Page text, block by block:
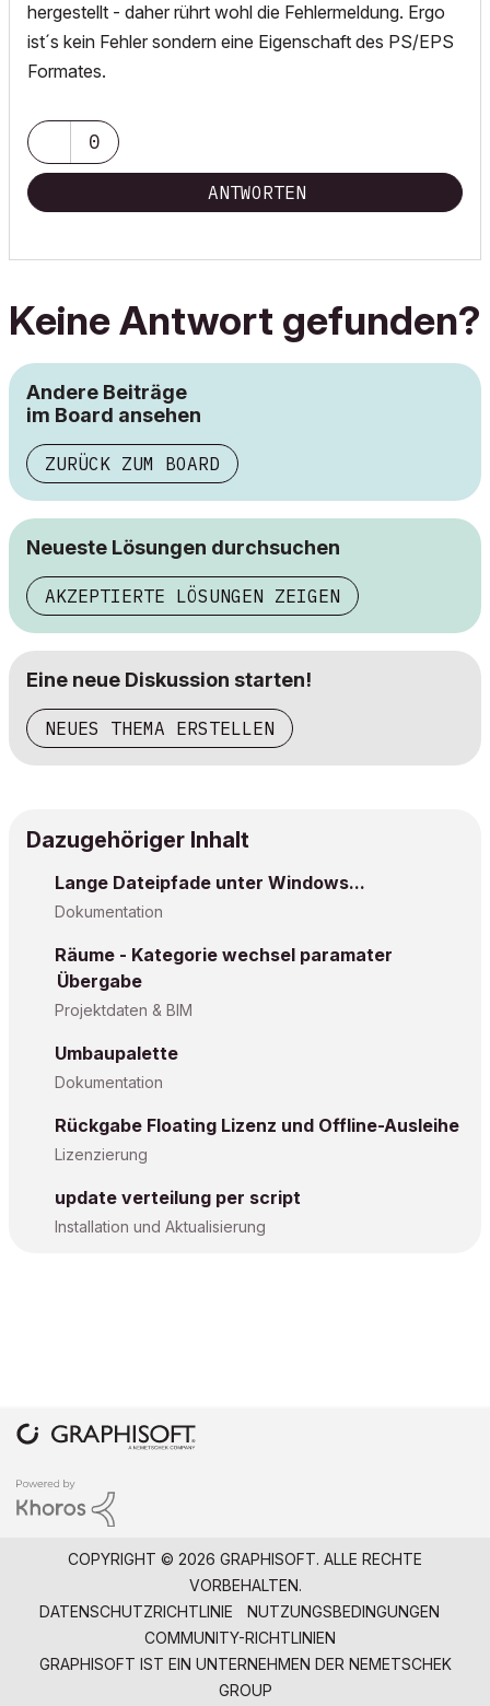
hergestellt - daher rührt wohl die Fehlermeldung. Ergo
ist´s kein Fehler sondern eine Eigenschaft des PS/EPS
Formates.
0
ANTWORTEN
Keine Antwort gefunden?
Andere Beiträge
im Board ansehen
ZURÜCK ZUM BOARD
Neueste Lösungen durchsuchen
AKZEPTIERTE LÖSUNGEN ZEIGEN
Eine neue Diskussion starten!
NEUES THEMA ERSTELLEN
Dazugehöriger Inhalt
Lange Dateipfade unter Windows...
Dokumentation
Räume - Kategorie wechsel paramater
Übergabe
Projektdaten & BIM
Umbaupalette
Dokumentation
Rückgabe Floating Lizenz und Offline-Ausleihe
Lizenzierung
update verteilung per script
Installation und Aktualisierung
COPYRIGHT © 2026 GRAPHISOFT. ALLE RECHTE
VORBEHALTEN.
DATENSCHUTZRICHTLINIE
NUTZUNGSBEDINGUNGEN
COMMUNITY-RICHTLINIEN
GRAPHISOFT IST EIN UNTERNEHMEN DER NEMETSCHEK
GROUP